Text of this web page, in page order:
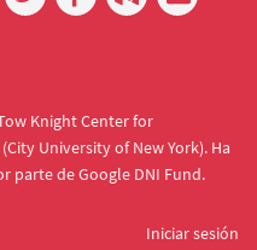
Knight Center for
University of New York). Ha
parte de Google DNI Fund.
Iniciar sesión